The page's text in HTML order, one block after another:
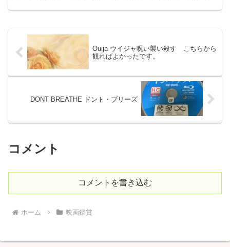
Ouija ウイジャ呪い襲い殺す こちらから
観ればよかったです。
DONT BREATHE ドント・ブリーズ
コメント
コメントを書き込む
ホーム 映画鑑賞